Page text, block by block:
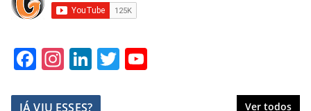
F
c
In
a
Li
k
T
JÁ VIU ESSES? Ver todos